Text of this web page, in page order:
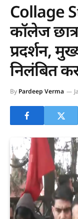
Collage
कॉलेज
प्रदर्शन,
निलंबित
By Pardeep Verma